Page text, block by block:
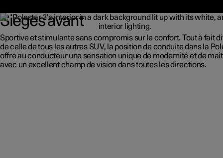
Sièges avant
Sportive et stimulante sans compromis sur le confort. Tout à fait
de celle de tous les autres SUV, la position de conduite dans la
offre au conducteur une sensation unique de modernité et de
avec un excellent champ de vision dans toutes les directions.